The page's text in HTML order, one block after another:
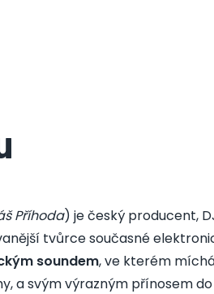
Příhoda) je český producent,
tvůrce současné
soundem, ve kterém
a svým výrazným přínosem